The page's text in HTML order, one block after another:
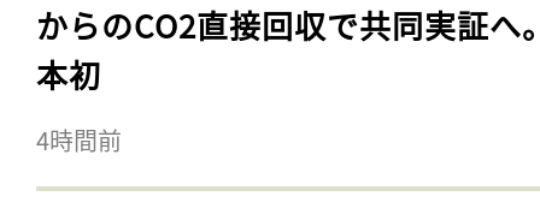
からのCO2直接回収で共同実証へ
本初
4時間前